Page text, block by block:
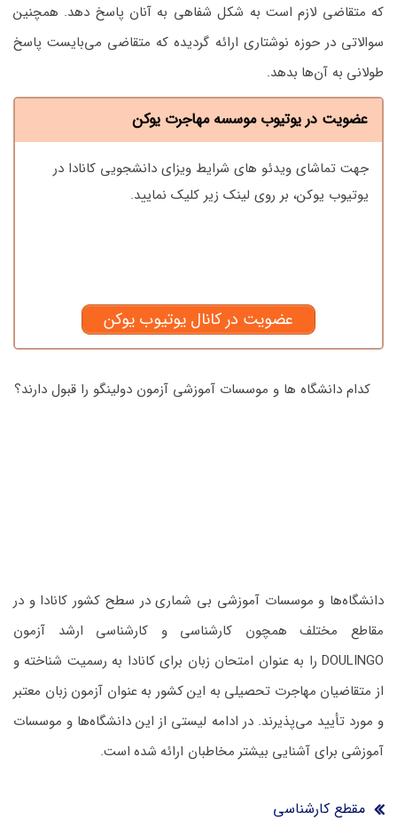
که متقاضی لازم است به شکل شفاهی به آنان پاسخ دهد. همچنین
سوالاتی در حوزه نوشتاری ارائه گردیده که متقاضی می‌بایست پاسخ
طولانی به آن‌ها بدهد.
عضویت در یوتیوب موسسه مهاجرت یوکن
جهت تماشای ویدئو های شرایط ویزای دانشجویی کانادا در
یوتیوب یوکن، بر روی لینک زیر کلیک نمایید.
عضویت در کانال یوتیوب یوکن
کدام دانشگاه ها و موسسات آموزشی آزمون دولینگو را قبول دارند؟
دانشگاه‌ها و موسسات آموزشی بی شماری در سطح کشور کانادا و در
مقاطع مختلف همچون کارشناسی و کارشناسی ارشد آزمون
DOULINGO را به عنوان امتحان زبان برای کانادا به رسمیت شناخته و
از متقاضیان مهاجرت تحصیلی به این کشور به عنوان آزمون زبان معتبر
و مورد تأیید می‌پذیرند. در ادامه لیستی از این دانشگاه‌ها و موسسات
آموزشی برای آشنایی بیشتر مخاطبان ارائه شده است.
مقطع کارشناسی